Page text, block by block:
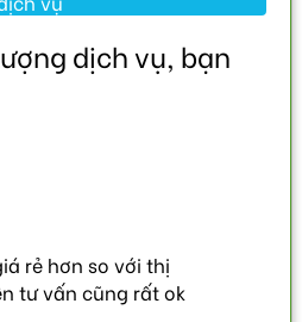
rẻ hơn so với thị
tư vấn cũng rất ok